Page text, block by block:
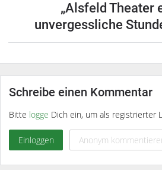
„Alsfeld Theater
unvergessliche
Schreibe einen Kommentar
Bitte logge Dich ein, um als registrierter
Einloggen Anonym